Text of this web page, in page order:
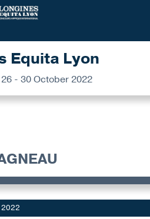
Equita Lyon
- 30 October 2022
2022